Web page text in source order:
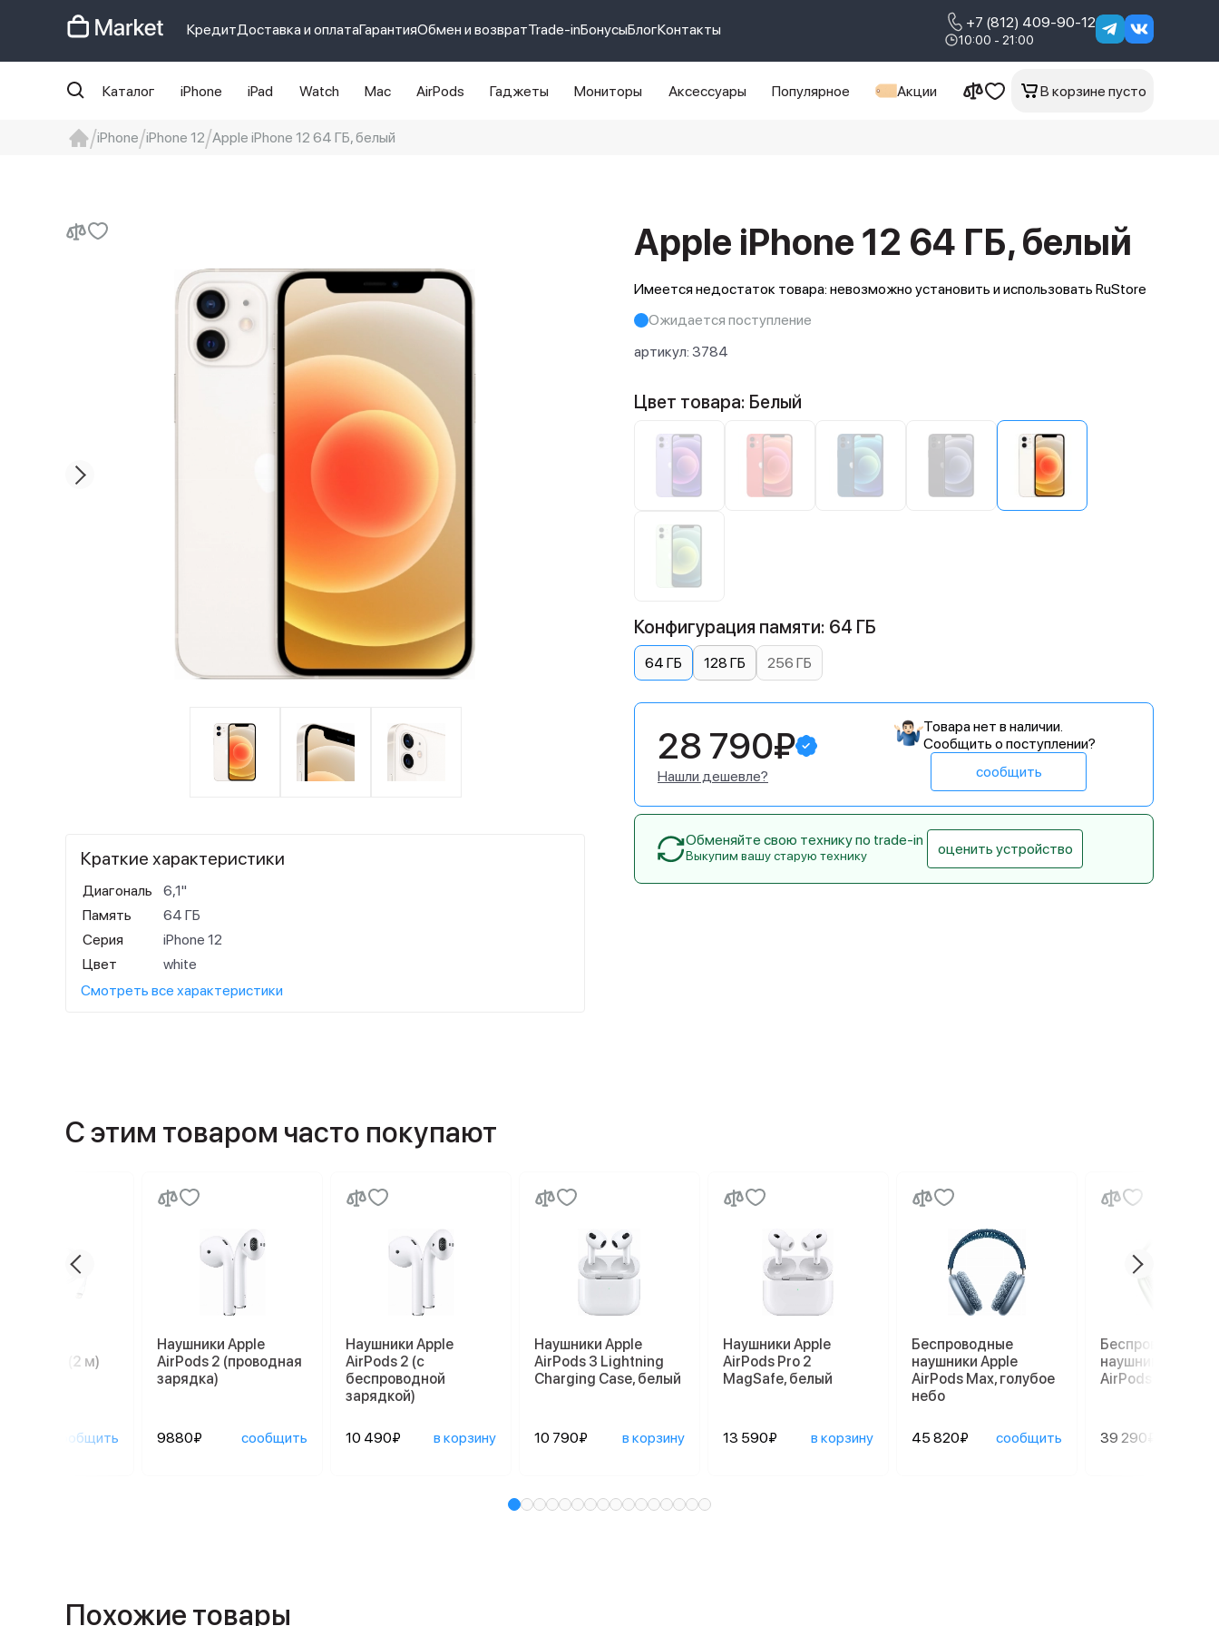
КредитДоставка и оплатаГарантияОбмен и возвратTrade-inБонусыБлогКонтакты +7 (812) 409-90-12
10:00 - 21:00
Каталог iPhone iPad Watch Mac AirPods Гаджеты Мониторы Аксессуары Популярное Акции В корзине пусто
iPhone iPhone 12 Apple iPhone 12 64 ГБ, белый
Apple iPhone 12 64 ГБ, белый
Имеется недостаток товара: невозможно установить и использовать RuStore
Ожидается поступление
артикул: 3784
Краткие характеристики
Диагональ
6,1"
Память
64 ГБ
Серия
iPhone 12
Цвет
white
Смотреть все характеристики
Цвет товара: Белый
Конфигурация памяти: 64 ГБ
64 ГБ 128 ГБ 256 ГБ
28 790₽
Нашли дешевле?
Товара нет в наличии.
Сообщить о поступлении?
сообщить
Обменяйте свою технику по trade-in
Выкупим вашу старую технику оценить устройство
С этим товаром часто покупают
USB (2 м)
сообщить
Наушники Apple
AirPods 2 (проводная
зарядка)
9880₽ сообщить
Наушники Apple
AirPods 2 (с
беспроводной
зарядкой)
10 490₽ в корзину
Наушники Apple
AirPods 3 Lightning
Charging Case, белый
10 790₽ в корзину
Наушники Apple
AirPods Pro 2
MagSafe, белый
13 590₽ в корзину
Беспроводные
наушники Apple
AirPods Max, голубое
небо
45 820₽ сообщить
Беспроводные
наушники Apple
AirPods Max,
39 290₽
Похожие товары